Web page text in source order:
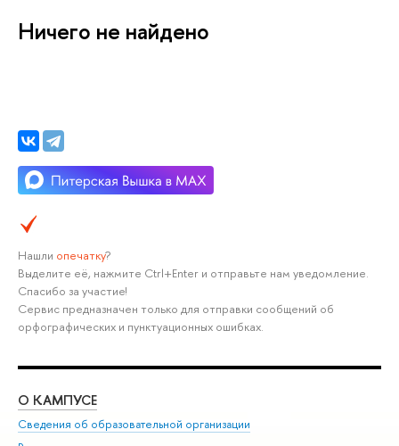
Ничего не найдено
Нашли опечатку?
Выделите её, нажмите Ctrl+Enter и отправьте нам уведомление.
Спасибо за участие!
Сервис предназначен только для отправки сообщений об
орфографических и пунктуационных ошибках.
О КАМПУСЕ
Сведения об образовательной организации